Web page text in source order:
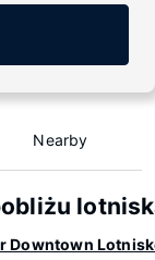
Nearby
Downtown